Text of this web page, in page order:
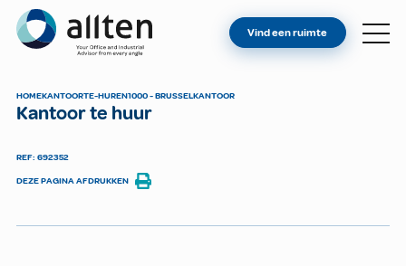
Allten
VIND EEN RUIMTE
Vind een ruimte
HOMEKANTOORTE-HUREN1000 - BRUSSELKANTOOR
Kantoor te huur
REF: 692352
DEZE PAGINA AFDRUKKEN